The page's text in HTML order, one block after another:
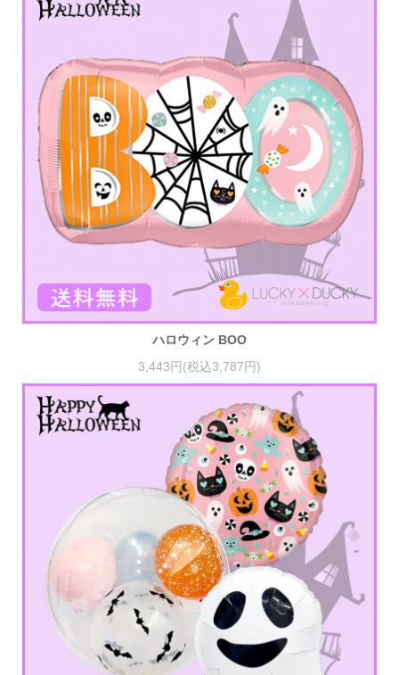
ハロウィン BOO
3,443円(税込3,787円)